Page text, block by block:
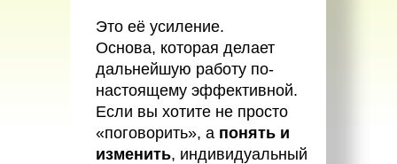
Это её усиление.
Основа, которая делает
дальнейшую работу по-
настоящему эффективной.
Если вы хотите не просто
«поговорить», а понять и
изменить, индивидуальный